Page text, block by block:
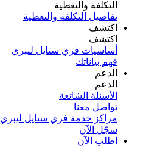
التكلفة والتغطية
تفاصيل التكلفة والتغطية
اكتشف​
اكتشف​
أساسيات فري ستايل ليبري
فهم بياناتك
الدعم
الدعم
الأسئلة الشائعة
تواصل معنا
مراكز خدمة فري ستايل ليبري
سجّل الآن​
اطلب الآن